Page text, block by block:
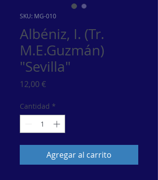
SKU: MG-010
Albéniz, I. (Tr.
M.E.Guzmán)
"Sevilla"
12,00 €Precio
Cantidad *
Agregar al carrito